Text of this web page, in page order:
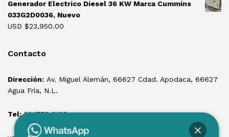
Generador Electrico Diesel 36 KW Marca Cummins
033G2D0036, Nuevo
USD $23,950.00
Contacto
Dirección: Av. Miguel Alemán, 66627 Cdad. Apodaca, 66627
Agua Fría, N.L.
Tel:81 1550 3100